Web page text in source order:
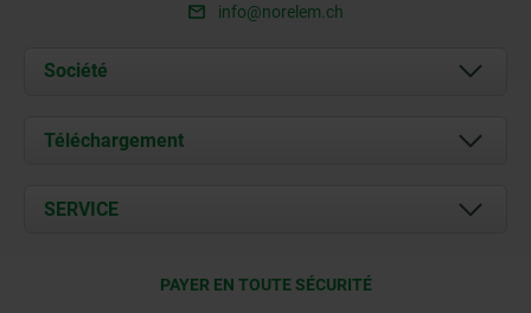
info@norelem.ch
Société
À propos de nous
Contact
Téléchargement
Documents
SERVICE
PAYER EN TOUTE SÉCURITÉ